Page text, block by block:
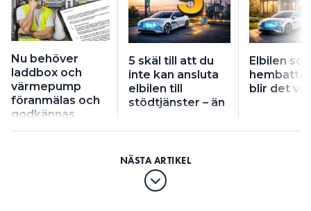
Nu behöver
laddbox och
värmepump
föranmälas och
godkännas
5 skäl till att du
inte kan ansluta
elbilen till
stödtjänster – än
Elbilen
blir det